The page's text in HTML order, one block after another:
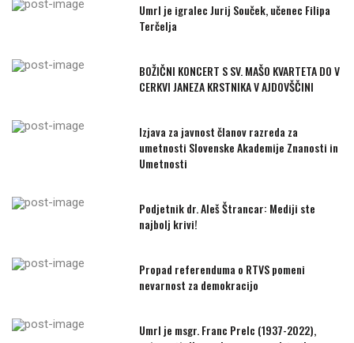
Umrl je igralec Jurij Souček, učenec Filipa
Terčelja
BOŽIČNI KONCERT S SV. MAŠO KVARTETA DO V
CERKVI JANEZA KRSTNIKA V AJDOVŠČINI
Izjava za javnost članov razreda za
umetnosti Slovenske Akademije Znanosti in
Umetnosti
Podjetnik dr. Aleš Štrancar: Mediji ste
najbolj krivi!
Propad referenduma o RTVS pomeni
nevarnost za demokracijo
Umrl je msgr. Franc Prelc (1937-2022),